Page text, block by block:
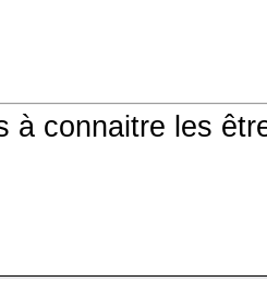
à connaitre les